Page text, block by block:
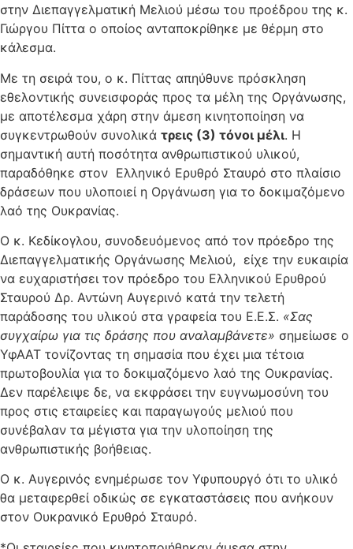
στην Διεπαγγελματική Μελιού μέσω του προέδρου της κ.
Γιώργου Πίττα ο οποίος ανταποκρίθηκε με θέρμη στο
κάλεσμα.
Με τη σειρά του, ο κ. Πίττας απηύθυνε πρόσκληση
εθελοντικής συνεισφοράς προς τα μέλη της Οργάνωσης,
με αποτέλεσμα χάρη στην άμεση κινητοποίηση να
συγκεντρωθούν συνολικά τρεις (3) τόνοι μέλι. Η
σημαντική αυτή ποσότητα ανθρωπιστικού υλικού,
παραδόθηκε στον Ελληνικό Ερυθρό Σταυρό στο πλαίσιο
δράσεων που υλοποιεί η Οργάνωση για το δοκιμαζόμενο
λαό της Ουκρανίας.
Ο κ. Κεδίκογλου, συνοδευόμενος από τον πρόεδρο της
Διεπαγγελματικής Οργάνωσης Μελιού, είχε την ευκαιρία
να ευχαριστήσει τον πρόεδρο του Ελληνικού Ερυθρού
Σταυρού Δρ. Αντώνη Αυγερινό κατά την τελετή
παράδοσης του υλικού στα γραφεία του Ε.Ε.Σ. «Σας
συγχαίρω για τις δράσης που αναλαμβάνετε» σημείωσε ο
ΥφΑΑΤ τονίζοντας τη σημασία που έχει μια τέτοια
πρωτοβουλία για το δοκιμαζόμενο λαό της Ουκρανίας.
Δεν παρέλειψε δε, να εκφράσει την ευγνωμοσύνη του
προς στις εταιρείες και παραγωγούς μελιού που
συνέβαλαν τα μέγιστα για την υλοποίηση της
ανθρωπιστικής βοήθειας.
Ο κ. Αυγερινός ενημέρωσε τον Υφυπουργό ότι το υλικό
θα μεταφερθεί οδικώς σε εγκαταστάσεις που ανήκουν
στον Ουκρανικό Ερυθρό Σταυρό.